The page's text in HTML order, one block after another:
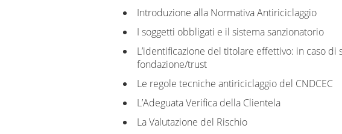
Introduzione alla Normativa Antiriciclaggio
I soggetti obbligati e il sistema sanzionatorio
L’identificazione del titolare effettivo: in caso
fondazione/trust
Le regole tecniche antiriciclaggio del CNDCEC
L’Adeguata Verifica della Clientela
La Valutazione del Rischio